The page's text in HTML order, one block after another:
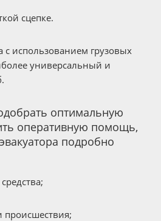
сцепке.
с использованием грузовых
универсальный и
оптимальную
оперативную помощь,
подробно
происшествия;